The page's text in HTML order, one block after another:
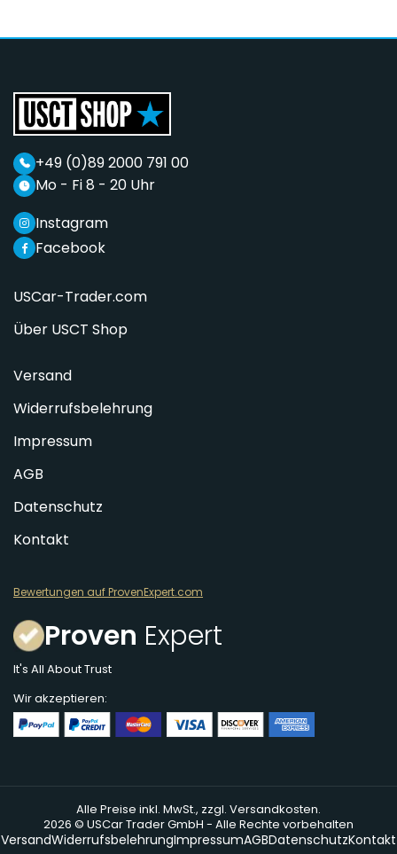
+49 (0)89 2000 791 00
Mo - Fi 8 - 20 Uhr
Facebook
Instagram
USCar-Trader.com
Über USCT Shop
Versand
Widerrufsbelehrung
Impressum
AGB
Datenschutz
Kontakt
Bewertungen auf ProvenExpert.com
Proven Expert
It's All About Trust
Wir akzeptieren:
Alle Preise inkl. MwSt., zzgl. Versandkosten.
2026 © USCar Trader GmbH - Alle Rechte vorbehalten
VersandWiderrufsbelehrungImpressumAGBDatenschutzKontakt